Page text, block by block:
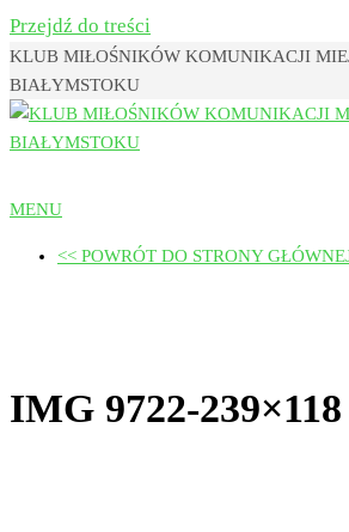
Przejdź do treści
KLUB MIŁOŚNIKÓW KOMUNIKACJI
BIAŁYMSTOKU
Klub Miłośników
Miejskiej w Białymstoku
MENU
<< POWRÓT DO STRONY
IMG 9722-239×118